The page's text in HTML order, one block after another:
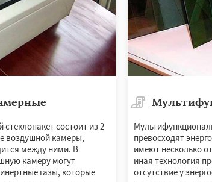
состоит из 2
воздушной камеры,
между ними. В
камеру могут
газы, которые
превосходят
имеют несколько
иная технология
отсутствие у